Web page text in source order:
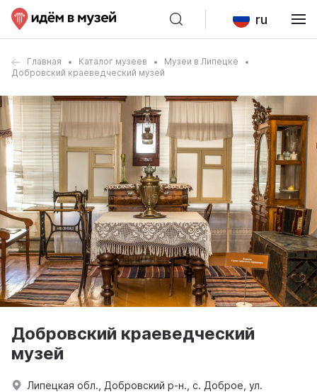
ru
Главная Каталог музеев
Музеи в Липецке
Добровский краеведческий музей
Добровский краеведческий
музей
Липецкая обл., Добровский р-н., с. Доброе, ул.